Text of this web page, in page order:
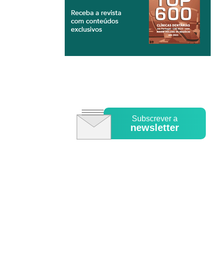
Subscrever a
newsletter